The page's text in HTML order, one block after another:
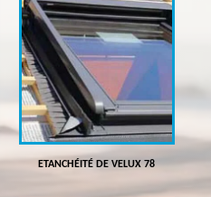
ETANCHÉITÉ DE VELUX 78